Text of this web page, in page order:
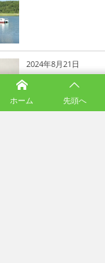
2024年8月21日
おいしいおにぎり
ホーム 先頭へ